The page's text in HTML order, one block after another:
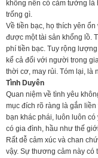
không nên có cảm tưởng
trống gì.
Về tiền bạc, họ thích yên
được một tài sản khổng lồ.
phí tiền bạc. Tuy rộng
kể cả đối với người trong
thời cơ, may rủi. Tóm lại, là
Tình Duyên
Quan niệm về tình yêu
mục đích rõ ràng là gắn
bạn khác phái, luôn luôn
có gia đình, hầu như thế
Rất dễ cảm xúc và chan
vậy. Sự thương cảm này có